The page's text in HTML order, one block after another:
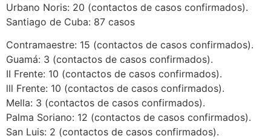
Urbano Noris: 20 (contactos de casos confirmados).
Santiago de Cuba: 87 casos
Contramaestre: 15 (contactos de casos confirmados).
Guamá: 3 (contactos de casos confirmados).
II Frente: 10 (contactos de casos confirmados).
lll Frente: 10 (contactos de casos confirmados).
Mella: 3 (contactos de casos confirmados).
Palma Soriano: 12 (contactos de casos confirmados).
San Luis: 2 (contactos de casos confirmados).